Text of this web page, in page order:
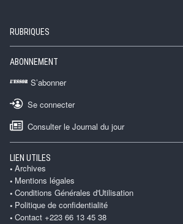
RUBRIQUES
ABONNEMENT
S’abonner
Se connecter
Consulter le Journal du jour
LIEN UTILES
Archives
Mentions légales
Conditions Générales d'Utilisation
Politique de confidentialité
Contact +223 66 13 45 38